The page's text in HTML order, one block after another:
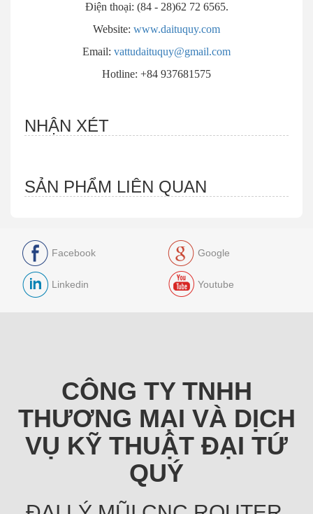
Điện thoại: (84 - 28)62 72 6565.
Website: www.daituquy.com
Email: vattudaituquy@gmail.com
Hotline: +84 937681575
NHẬN XÉT
SẢN PHẨM LIÊN QUAN
Facebook Google
Linkedin Youtube
CÔNG TY TNHH
THƯƠNG MẠI VÀ DỊCH
VỤ KỸ THUẬT ĐẠI TỨ
QUÝ